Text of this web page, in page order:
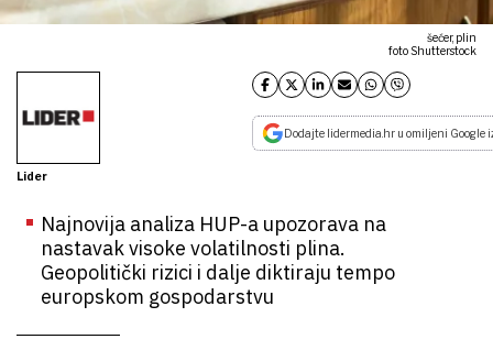
šećer, plin
foto Shutterstock
Lider
Dodajte lidermedia.hr u omiljeni Google
Najnovija analiza HUP-a upozorava na
nastavak visoke volatilnosti plina.
Geopolitički rizici i dalje diktiraju tempo
europskom gospodarstvu